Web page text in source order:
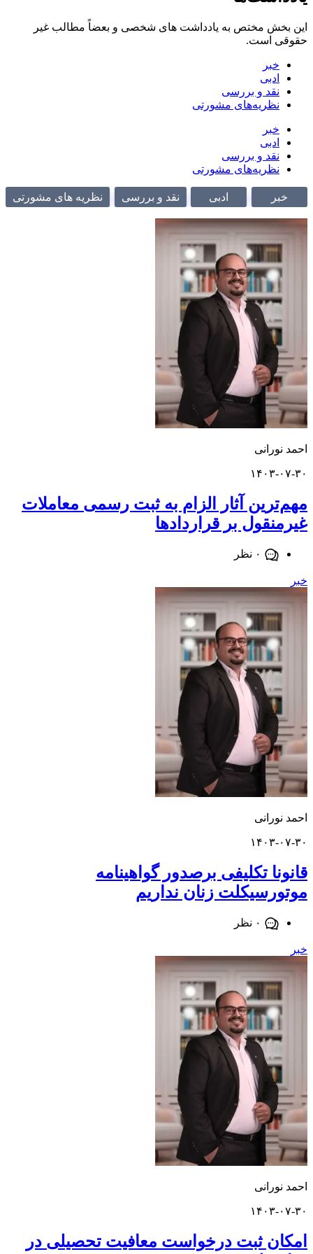
مختص به یادداشت های شخصی و بعضاً مطالب غیر
است.
نقد و بررسی
نظریه‌های مشورتی
نقد و بررسی
نظریه‌های مشورتی
نقد و بررسی نظریه های مشورتی
۳۰
آثار الزام به ثبت رسمی معاملات
بر قرارداد‌ها
۰ نظر
۳۰
تکلیفی برصدور گواهینامه
زنان نداریم
۰ نظر
۳۰
ثبت درخواست معافیت تحصیلی در